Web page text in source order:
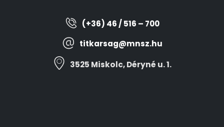
(+36) 46 / 516 – 700
titkarsag@mnsz.hu
3525 Miskolc, Déryné u. 1.